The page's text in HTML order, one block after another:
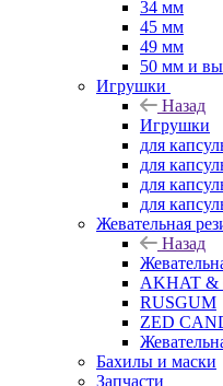
34 мм
45 мм
49 мм
50 мм и
Игрушки
Назад
Игрушки
для
для
для
для
Жевательная
Назад
AKHAT &
RUSGUM
ZED
Бахилы и маски
Запчасти